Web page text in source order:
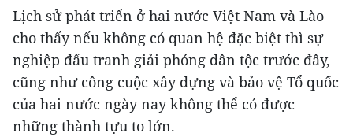
Lịch sử phát triển ở hai nước Việt Nam và Lào
cho thấy nếu không có quan hệ đặc biệt thì sự
nghiệp đấu tranh giải phóng dân tộc trước đây,
cũng như công cuộc xây dựng và bảo vệ Tổ quốc
của hai nước ngày nay không thể có được
những thành tựu to lớn.